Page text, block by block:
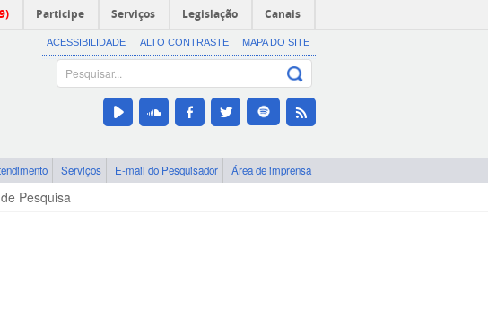
Participe Serviços Legislação Canais
ACESSIBILIDADE ALTO CONTRASTE MAPA DO SITE
Serviços E-mail do Pesquisador Área de imprensa
Pesquisa